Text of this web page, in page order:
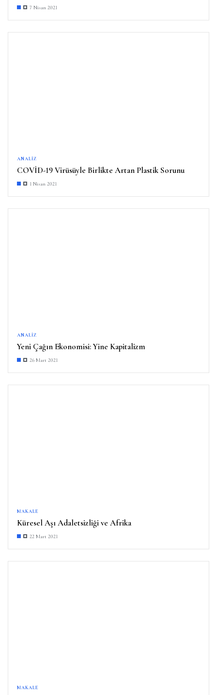
7 Nisan 2021
ANALIZ
COVİD-19 Virüsüyle Birlikte Artan Plastik Sorunu
1 Nisan 2021
ANALIZ
Yeni Çağın Ekonomisi: Yine Kapitalizm
26 Mart 2021
MAKALE
Küresel Aşı Adaletsizliği ve Afrika
22 Mart 2021
MAKALE